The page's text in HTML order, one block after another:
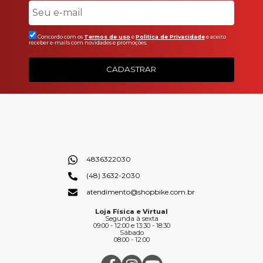
Concordo com os Termos de uso ePolitica de Privacidadee aceito
receber e-mails com novidades e promoções.
CADASTRAR
4836322030
(48) 3632-2030
atendimento@shopbike.com.br
Loja Física e Virtual
Segunda à sexta
09:00 - 12:00 e 13:30 - 18:30
Sábado
08:00 - 12:00